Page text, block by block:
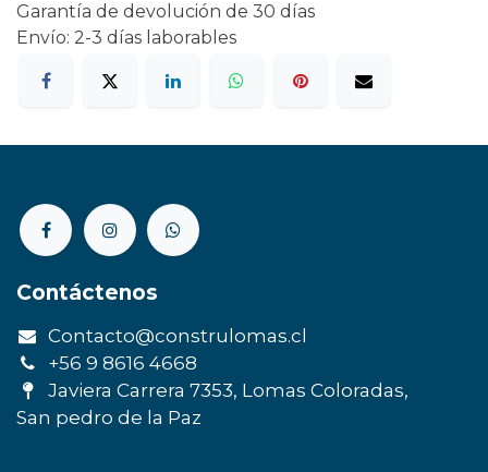
Garantía de devolución de 30 días
Envío: 2-3 días laborables
Contáctenos
Contacto@construlomas.cl
+56 9 8616 4668
Javiera Carrera 7353, Lomas Coloradas,
San pedro de la Paz